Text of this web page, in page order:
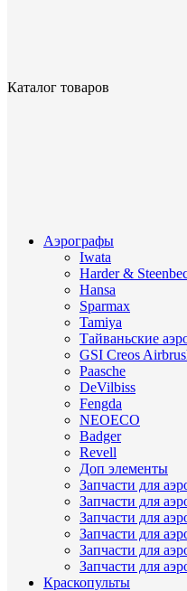
Каталог товаров
Аэрографы
Iwata
Harder &
Hansa
Sparmax
Tamiya
Тайваньские
GSI Creos
Paasche
DeVilbiss
Fengda
NEOECO
Badger
Revell
Доп элементы
Запчасти для
Запчасти для
Запчасти для
Запчасти для
Запчасти для
Запчасти для
Краскопульты